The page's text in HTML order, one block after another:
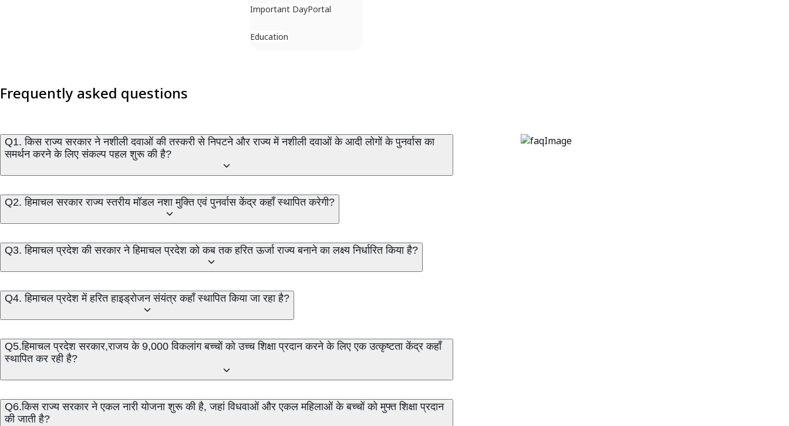
Important DayPortal
Education
Frequently asked questions
Q1. किस राज्य सरकार ने नशीली दवाओं की तस्करी से निपटने और राज्य में नशीली दवाओं के आदी लोगों के पुनर्वास का
समर्थन करने के लिए संकल्प पहल शुरू की है?
Q2. हिमाचल सरकार राज्य स्तरीय मॉडल नशा मुक्ति एवं पुनर्वास केंद्र कहाँ स्थापित करेगी?
Q3. हिमाचल प्रदेश की सरकार ने हिमाचल प्रदेश को कब तक हरित ऊर्जा राज्य बनाने का लक्ष्य निर्धारित किया है?
Q4. हिमाचल प्रदेश में हरित हाइड्रोजन संयंत्र कहाँ स्थापित किया जा रहा है?
Q5.हिमाचल प्रदेश सरकार,राजय के 9,000 विकलांग बच्चों को उच्च शिक्षा प्रदान करने के लिए एक उत्कृष्टता केंद्र कहाँ
स्थापित कर रही है?
Q6.किस राज्य सरकार ने एकल नारी योजना शुरू की है, जहां विधवाओं और एकल महिलाओं के बच्चों को मुफ्त शिक्षा प्रदान
की जाती है?